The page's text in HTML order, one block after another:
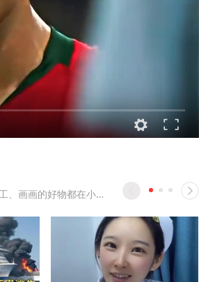
分享手工日常 视频可选慢速播放～ 做手工、画画的好物都在小清单里了??